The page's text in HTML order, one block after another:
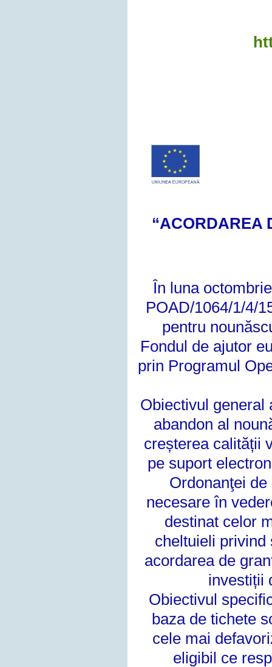
“ACORDAREA
În luna
POAD/1064/1/4/
pentru
Fondul de ajutor
prin Programul
Obiectivul general
abandon al
creșterea calității
pe suport
Ordonanţei
necesare în
destinat celor
cheltuieli
acordarea de
investiții
Obiectivul
baza de tichete
cele mai
eligibil ce